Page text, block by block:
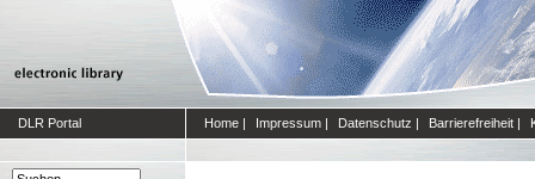
DLR Portal Home | Impressum | Datenschutz | Barrierefreiheit |